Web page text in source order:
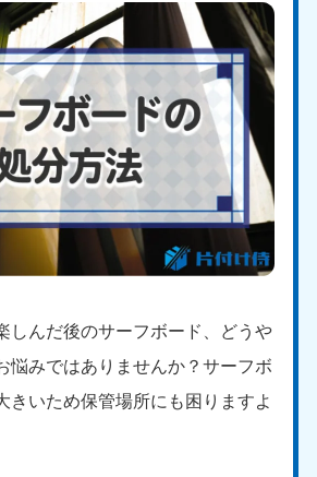
しんだ後のサーフボード、どうや
悩みではありませんか？サーフボ
きいため保管場所にも困りますよ